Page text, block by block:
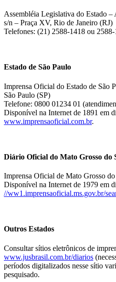
Assembléia Legislativa do Estado
s/n – Praça XV, Rio de Janeiro (RJ)
Telefones: (21) 2588-1418 ou
Estado de São Paulo
Imprensa Oficial do Estado de São
São Paulo (SP)
Telefone: 0800 01234 01
Disponível na Internet de 1891 em
www.imprensaoficial.com.br.
Diário Oficial do Mato Grosso do
Imprensa Oficial de Mato Grosso
Disponível na Internet de 1979 em
//ww1.imprensaoficial.ms.gov.br/
Outros Estados
Consultar sítios eletrônicos de
www.jusbrasil.com.br/diarios
períodos digitalizados nesse sítio
pesquisado.